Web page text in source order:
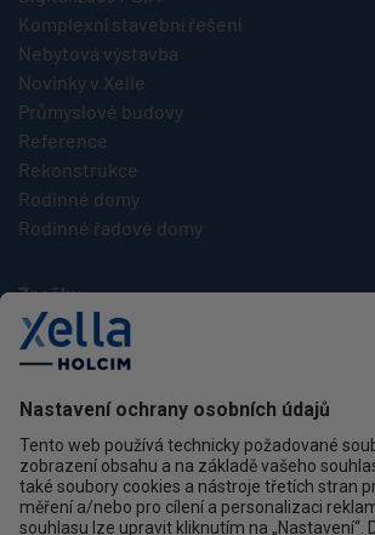
Komplexní stavební řešení
Nebytová výstavba
Novinky v Xelle
Průmyslové budovy
Reference
Rekonstrukce
Rodinné domy
Rodinné řadové domy
Značky
Multipor
Silka
Xella
Kontakt